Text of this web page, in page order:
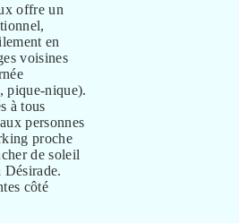
offre un
en
voisines
pique-nique).
à tous
personnes
proche
de soleil
Désirade.
côté